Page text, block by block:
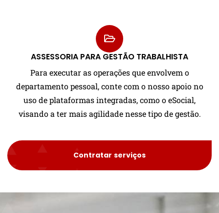
ASSESSORIA PARA GESTÃO TRABALHISTA
Para executar as operações que envolvem o
departamento pessoal, conte com o nosso apoio no
uso de plataformas integradas, como o eSocial,
visando a ter mais agilidade nesse tipo de gestão.
Contratar serviços